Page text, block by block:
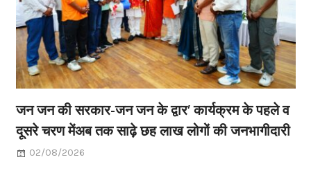
जन जन की सरकार-जन जन के द्वार’ कार्यक्रम के पहले व
दूसरे चरण मेंअब तक साढ़े छह लाख लोगों की जनभागीदारी
02/08/2026